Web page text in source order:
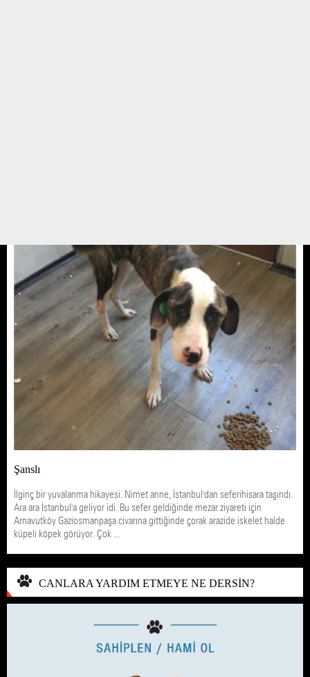
Şanslı
İlginç bir yuvalanma hikayesi. Nimet anne, İstanbul'dan seferihisara taşındı.
Ara ara İstanbul'a geliyor idi. Bu sefer geldiğinde mezar ziyareti için
Arnavutköy Gaziosmanpaşa civarına gittiğinde çorak arazide iskelet halde
küpeli köpek görüyor. Çok ...
CANLARA YARDIM ETMEYE NE DERSİN?